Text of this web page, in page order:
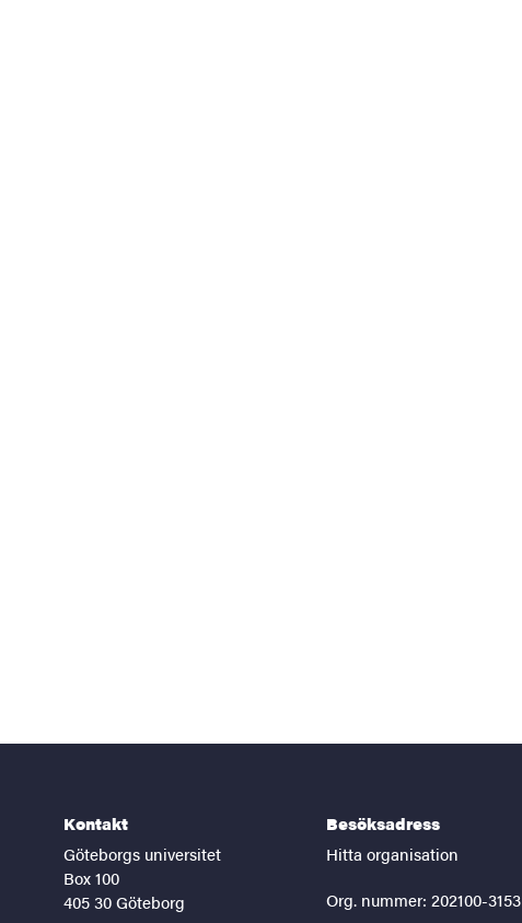
Kontakt
Göteborgs universitet
Box 100
405 30 Göteborg
Besöksadress
Hitta organisation
Org. nummer: 202100-3153